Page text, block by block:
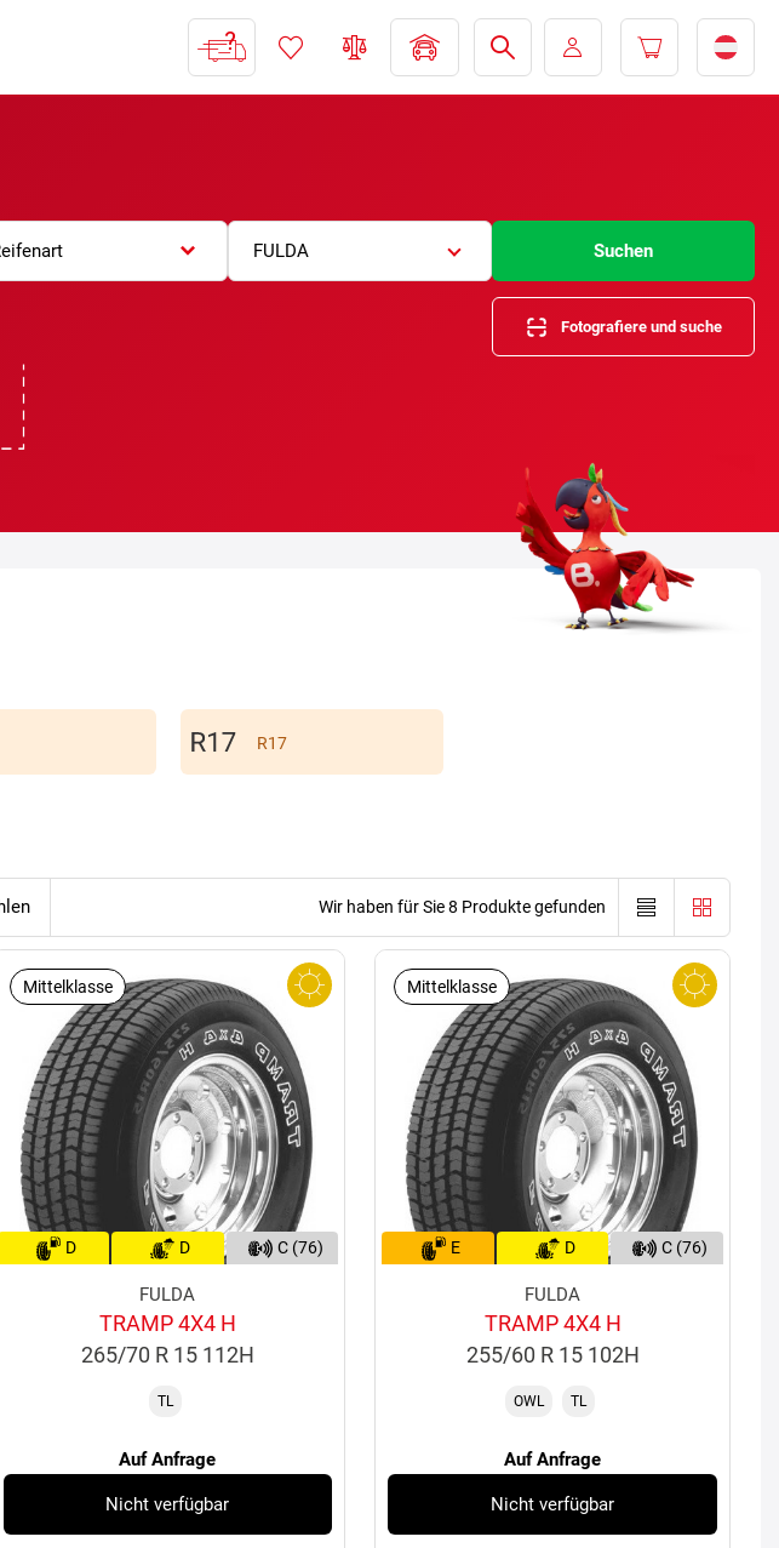
FULDA Suchen
Fotografiere und suche
R17
Wir haben für Sie 8 Produkte gefunden
Mittelklasse
D D C (76)
FULDA
TRAMP 4X4 H
265/70 R 15 112H
TL
Auf Anfrage
Nicht verfügbar
Mittelklasse
E D C (76)
FULDA
TRAMP 4X4 H
255/60 R 15 102H
OWL TL
Auf Anfrage
Nicht verfügbar